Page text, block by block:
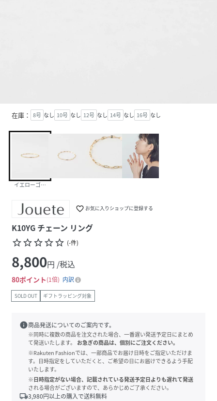
在庫： 8号 なし 10号 なし 12号 なし 14号 なし 16号 なし
イエローゴールド
favorite_border お気に入りショップに登録する
K10YG チェーン リング
star_borderstar_borderstar_borderstar_borderstar_border (-件)
8,800円 /税込
80ポイント 1倍 内訳
SOLD OUT ギフトラッピング対象
info商品発送についてのご案内です。
※同時に複数の商品を注文された場合、一番遅い発送予定日にまとめ
て発送いたします。
お急ぎの商品は、個別にご注文ください。
※Rakuten Fashionでは、一部商品でお届け日時をご指定いただけま
す。日時指定をしていただくと、ご希望の日にお届けできるよう手配
いたします。
※日時指定がない場合、記載されている発送予定日よりも遅れて発送
される場合がございますので、あらかじめご了承ください。
local_shipping3,980円以上の購入で送料無料